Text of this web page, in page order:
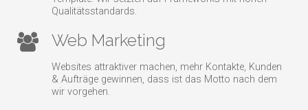
Qualitätsstandards.
Web Marketing
Websites attraktiver machen, mehr Kontakte, Kunden
& Aufträge gewinnen, dass ist das Motto nach dem
wir vorgehen.